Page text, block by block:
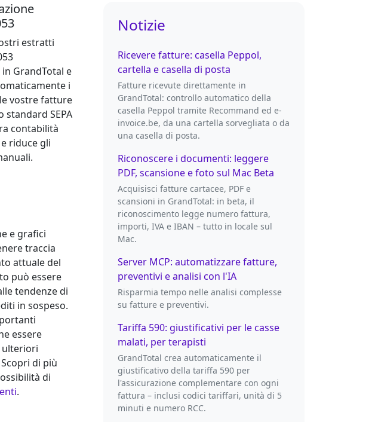
(velocità desktop, codici QR SEPA), Chiarezza (statistiche, export),
estratti
GrandTotal e
i
vostre fatture
standard SEPA
contabilità
riduce gli
e grafici
traccia
attuale del
può essere
tendenze di
in sospeso.
essere
di più
di
.
Notizie
Ricevere fatture: casella Peppol,
cartella e casella di posta
Fatture ricevute direttamente in
GrandTotal: controllo automatico della
casella Peppol tramite Recommand ed e-
invoice.be, da una cartella sorvegliata o da
una casella di posta.
Riconoscere i documenti: leggere
PDF, scansione e foto sul Mac Beta
Acquisisci fatture cartacee, PDF e
scansioni in GrandTotal: in beta, il
riconoscimento legge numero fattura,
importi, IVA e IBAN – tutto in locale sul
Mac.
Server MCP: automatizzare fatture,
preventivi e analisi con l'IA
Risparmia tempo nelle analisi complesse
su fatture e preventivi.
Tariffa 590: giustificativi per le casse
malati, per terapisti
GrandTotal crea automaticamente il
giustificativo della tariffa 590 per
l'assicurazione complementare con ogni
fattura – inclusi codici tariffari, unità di 5
minuti e numero RCC.